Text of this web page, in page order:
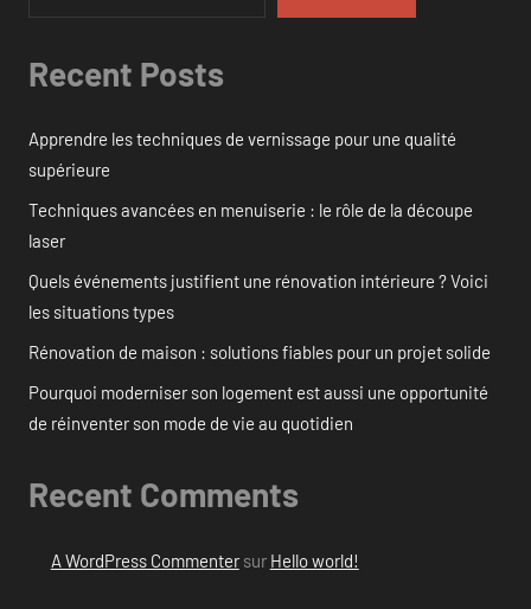
Recent Posts
Apprendre les techniques de vernissage pour une qualité
supérieure
Techniques avancées en menuiserie : le rôle de la découpe
laser
Quels événements justifient une rénovation intérieure ? Voici
les situations types
Rénovation de maison : solutions fiables pour un projet solide
Pourquoi moderniser son logement est aussi une opportunité
de réinventer son mode de vie au quotidien
Recent Comments
A WordPress Commentersur Hello world!